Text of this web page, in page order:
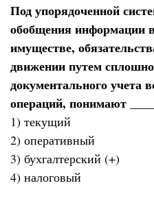
Под упорядоченной
обобщения информации
имуществе,
движении путем
документального учета
операций, понимают
1) текущий
2) оперативный
3) бухгалтерский (+)
4) налоговый